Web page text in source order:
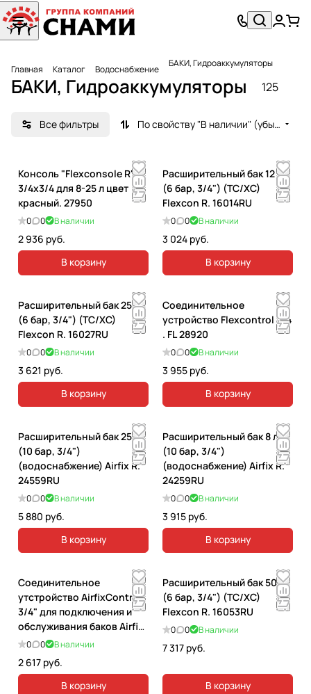
Главная Каталог Водоснабжение БАКИ, Гидроаккумуляторы
БАКИ, Гидроаккумуляторы 125
Все фильтры По свойству "В наличии" (убывание)
Консоль "Flexconsole R"
3/4х3/4 для 8-25 л цвет
красный. 27950
0 0 В наличии
2 936 руб.
В корзину
Расширительный бак 12 л
(6 бар, 3/4") (TC/XC)
Flexcon R. 16014RU
0 0 В наличии
3 024 руб.
В корзину
Расширительный бак 25 л
(6 бар, 3/4") (TC/XC)
Flexcon R. 16027RU
0 0 В наличии
3 621 руб.
В корзину
Соединительное
устройство Flexcontrol 3/4
. FL 28920
0 0 В наличии
3 955 руб.
В корзину
Расширительный бак 25 л
(10 бар, 3/4")
(водоснабжение) Airfix R.
24559RU
0 0 В наличии
5 880 руб.
В корзину
Расширительный бак 8 л
(10 бар, 3/4")
(водоснабжение) Airfix R.
24259RU
0 0 В наличии
3 915 руб.
В корзину
Соединительное
утстройство AirfixControl
3/4" для подключения и
обслуживания баков Airfix
8-25 л. 28930
0 0 В наличии
2 617 руб.
В корзину
Расширительный бак 50 л
(6 бар, 3/4") (TC/XC)
Flexcon R. 16053RU
0 0 В наличии
7 317 руб.
В корзину